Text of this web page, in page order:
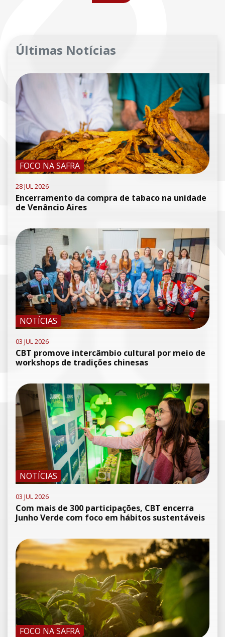
Últimas Notícias
FOCO NA SAFRA
28 JUL 2026
Encerramento da compra de tabaco na unidade
de Venâncio Aires
NOTÍCIAS
03 JUL 2026
CBT promove intercâmbio cultural por meio de
workshops de tradições chinesas
NOTÍCIAS
03 JUL 2026
Com mais de 300 participações, CBT encerra
Junho Verde com foco em hábitos sustentáveis
FOCO NA SAFRA